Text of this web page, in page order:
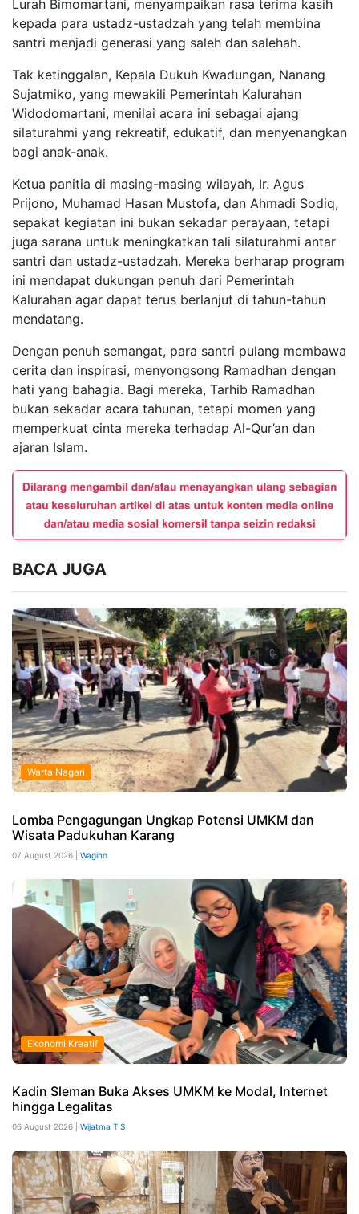
Lurah Bimomartani, menyampaikan rasa terima kasih
kepada para ustadz-ustadzah yang telah membina
santri menjadi generasi yang saleh dan salehah.
Tak ketinggalan, Kepala Dukuh Kwadungan, Nanang
Sujatmiko, yang mewakili Pemerintah Kalurahan
Widodomartani, menilai acara ini sebagai ajang
silaturahmi yang rekreatif, edukatif, dan menyenangkan
bagi anak-anak.
Ketua panitia di masing-masing wilayah, Ir. Agus
Prijono, Muhamad Hasan Mustofa, dan Ahmadi Sodiq,
sepakat kegiatan ini bukan sekadar perayaan, tetapi
juga sarana untuk meningkatkan tali silaturahmi antar
santri dan ustadz-ustadzah. Mereka berharap program
ini mendapat dukungan penuh dari Pemerintah
Kalurahan agar dapat terus berlanjut di tahun-tahun
mendatang.
Dengan penuh semangat, para santri pulang membawa
cerita dan inspirasi, menyongsong Ramadhan dengan
hati yang bahagia. Bagi mereka, Tarhib Ramadhan
bukan sekadar acara tahunan, tetapi momen yang
memperkuat cinta mereka terhadap Al-Qur’an dan
ajaran Islam.
BACA JUGA
Warta Nagari
Lomba Pengagungan Ungkap Potensi UMKM dan
Wisata Padukuhan Karang
07 August 2026 | Wagino
Ekonomi Kreatif
Kadin Sleman Buka Akses UMKM ke Modal, Internet
hingga Legalitas
06 August 2026 | Wijatma T S